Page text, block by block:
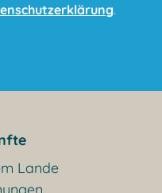
.
Lande